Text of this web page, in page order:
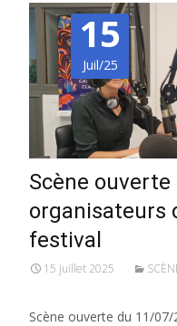
15
Juil/25
Scène ouverte
organisateurs
festival
15 juillet 2025
Scène ouverte du 11/